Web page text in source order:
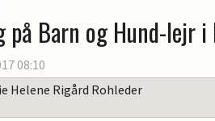
på Barn og Hund-lejr
08:10
Helene Rigård Rohleder